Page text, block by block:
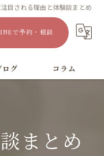
目される理由と体験談まとめ
で予約・相談
ログ コラム
まとめ